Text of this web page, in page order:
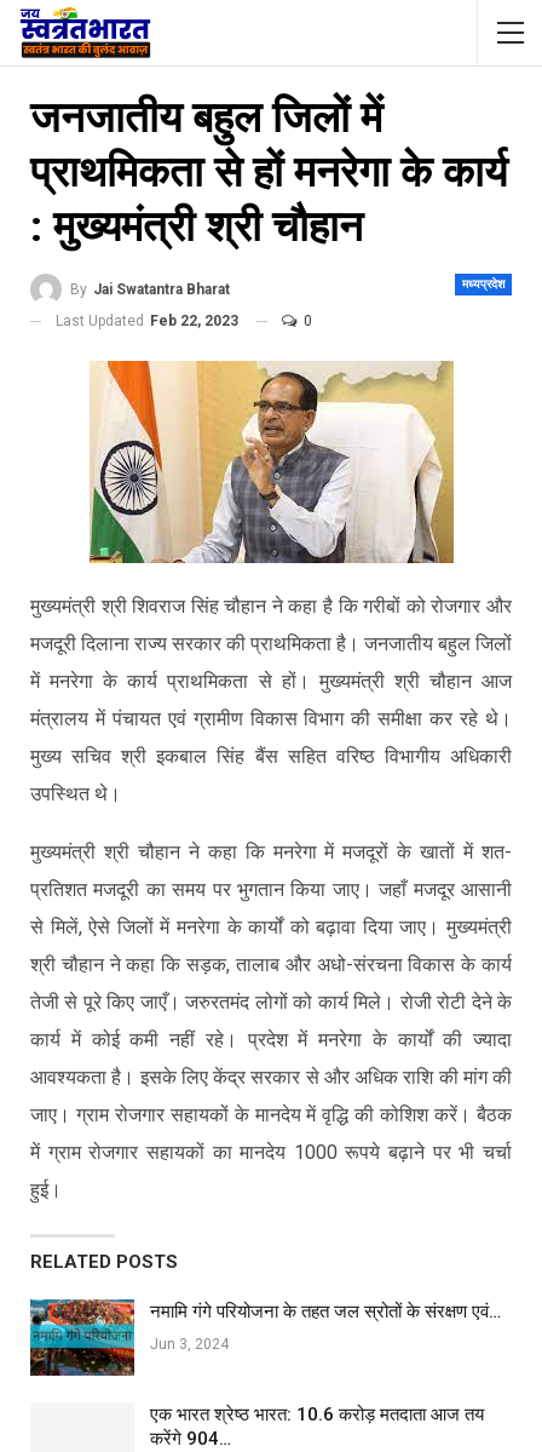
जनजातीय बहुल जिलों में
प्राथमिकता से हों मनरेगा के कार्य
: मुख्यमंत्री श्री चौहान
मध्यप्रदेश
By Jai Swatantra Bharat
Last Updated Feb 22, 2023 0
मुख्यमंत्री श्री शिवराज सिंह चौहान ने कहा है कि गरीबों को रोजगार और
मजदूरी दिलाना राज्य सरकार की प्राथमिकता है। जनजातीय बहुल जिलों
में मनरेगा के कार्य प्राथमिकता से हों। मुख्यमंत्री श्री चौहान आज
मंत्रालय में पंचायत एवं ग्रामीण विकास विभाग की समीक्षा कर रहे थे।
मुख्य सचिव श्री इकबाल सिंह बैंस सहित वरिष्ठ विभागीय अधिकारी
उपस्थित थे।
मुख्यमंत्री श्री चौहान ने कहा कि मनरेगा में मजदूरों के खातों में शत-
प्रतिशत मजदूरी का समय पर भुगतान किया जाए। जहाँ मजदूर आसानी
से मिलें, ऐसे जिलों में मनरेगा के कार्यों को बढ़ावा दिया जाए। मुख्यमंत्री
श्री चौहान ने कहा कि सड़क, तालाब और अधो-संरचना विकास के कार्य
तेजी से पूरे किए जाएँ। जरुरतमंद लोगों को कार्य मिले। रोजी रोटी देने के
कार्य में कोई कमी नहीं रहे। प्रदेश में मनरेगा के कार्यों की ज्यादा
आवश्यकता है। इसके लिए केंद्र सरकार से और अधिक राशि की मांग की
जाए। ग्राम रोजगार सहायकों के मानदेय में वृद्धि की कोशिश करें। बैठक
में ग्राम रोजगार सहायकों का मानदेय 1000 रूपये बढ़ाने पर भी चर्चा
हुई।
RELATED POSTS
नमामि गंगे परियोजना के तहत जल स्रोतों के संरक्षण एवं…
Jun 3, 2024
एक भारत श्रेष्ठ भारत: 10.6 करोड़ मतदाता आज तय
करेंगे 904…